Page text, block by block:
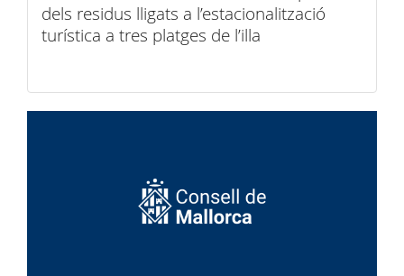
dels residus lligats a l’estacionalització
turística a tres platges de l’illa